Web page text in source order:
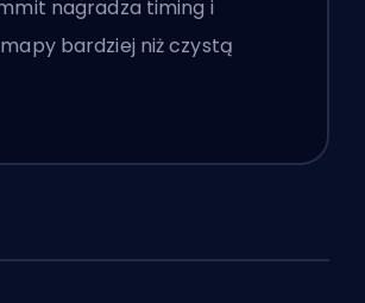
nagradza timing i
bardziej niż czystą